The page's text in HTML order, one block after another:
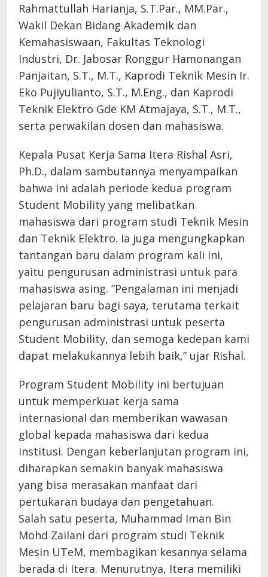
Rahmattullah Harianja, S.T.Par., MM.Par.,
Wakil Dekan Bidang Akademik dan
Kemahasiswaan, Fakultas Teknologi
Industri, Dr. Jabosar Ronggur Hamonangan
Panjaitan, S.T., M.T., Kaprodi Teknik Mesin Ir.
Eko Pujiyulianto, S.T., M.Eng., dan Kaprodi
Teknik Elektro Gde KM Atmajaya, S.T., M.T.,
serta perwakilan dosen dan mahasiswa.
Kepala Pusat Kerja Sama Itera Rishal Asri,
Ph.D., dalam sambutannya menyampaikan
bahwa ini adalah periode kedua program
Student Mobility yang melibatkan
mahasiswa dari program studi Teknik Mesin
dan Teknik Elektro. Ia juga mengungkapkan
tantangan baru dalam program kali ini,
yaitu pengurusan administrasi untuk para
mahasiswa asing. “Pengalaman ini menjadi
pelajaran baru bagi saya, terutama terkait
pengurusan administrasi untuk peserta
Student Mobility, dan semoga kedepan kami
dapat melakukannya lebih baik,” ujar Rishal.
Program Student Mobility ini bertujuan
untuk memperkuat kerja sama
internasional dan memberikan wawasan
global kepada mahasiswa dari kedua
institusi. Dengan keberlanjutan program ini,
diharapkan semakin banyak mahasiswa
yang bisa merasakan manfaat dari
pertukaran budaya dan pengetahuan.
Salah satu peserta, Muhammad Iman Bin
Mohd Zailani dari program studi Teknik
Mesin UTeM, membagikan kesannya selama
berada di Itera. Menurutnya, Itera memiliki